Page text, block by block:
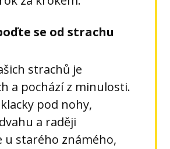
se od strachu
strachů je
a pochází z minulosti.
pod nohy,
a raději
u starého známého,